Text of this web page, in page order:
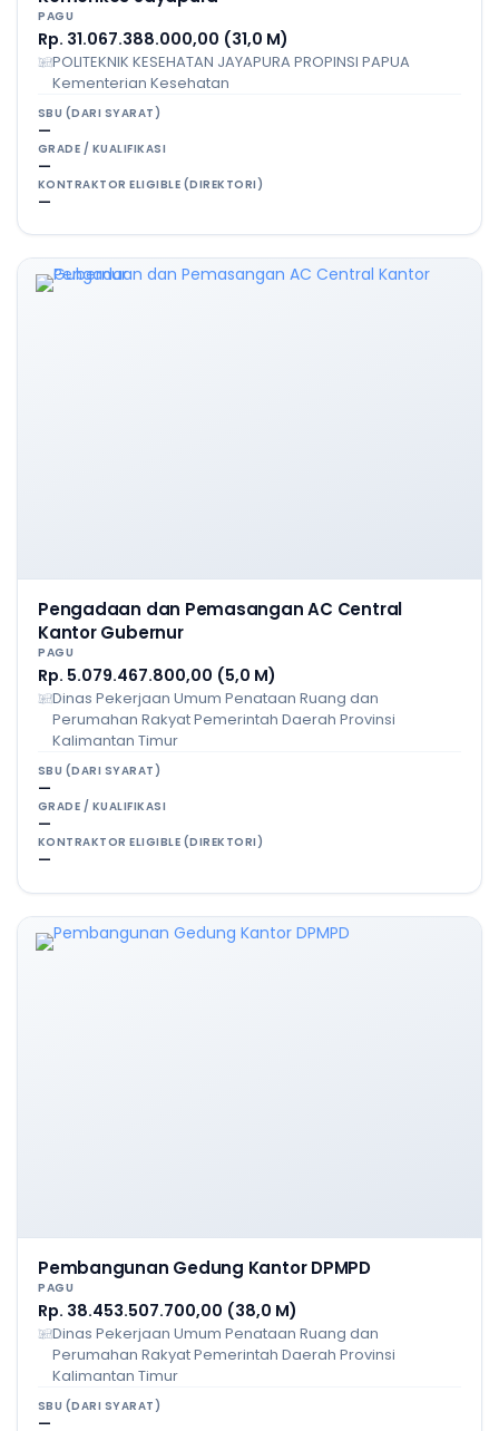
PAGU
Rp. 31.067.388.000,00 (31,0 M)
POLITEKNIK KESEHATAN JAYAPURA PROPINSI PAPUA
Kementerian Kesehatan
SBU (DARI SYARAT)
—
GRADE / KUALIFIKASI
—
KONTRAKTOR ELIGIBLE (DIREKTORI)
—
Pengadaan dan Pemasangan AC Central
Kantor Gubernur
PAGU
Rp. 5.079.467.800,00 (5,0 M)
Dinas Pekerjaan Umum Penataan Ruang dan
Perumahan Rakyat Pemerintah Daerah Provinsi
Kalimantan Timur
SBU (DARI SYARAT)
—
GRADE / KUALIFIKASI
—
KONTRAKTOR ELIGIBLE (DIREKTORI)
—
Pembangunan Gedung Kantor DPMPD
PAGU
Rp. 38.453.507.700,00 (38,0 M)
Dinas Pekerjaan Umum Penataan Ruang dan
Perumahan Rakyat Pemerintah Daerah Provinsi
Kalimantan Timur
SBU (DARI SYARAT)
—